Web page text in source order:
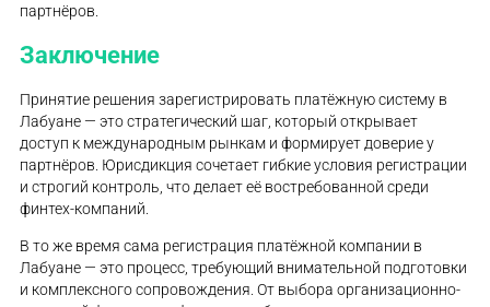
партнёров.
Заключение
Принятие решения зарегистрировать платёжную систему в
Лабуане — это стратегический шаг, который открывает
доступ к международным рынкам и формирует доверие у
партнёров. Юрисдикция сочетает гибкие условия регистрации
и строгий контроль, что делает её востребованной среди
финтех-компаний.
В то же время сама регистрация платёжной компании в
Лабуане — это процесс, требующий внимательной подготовки
и комплексного сопровождения. От выбора организационно-